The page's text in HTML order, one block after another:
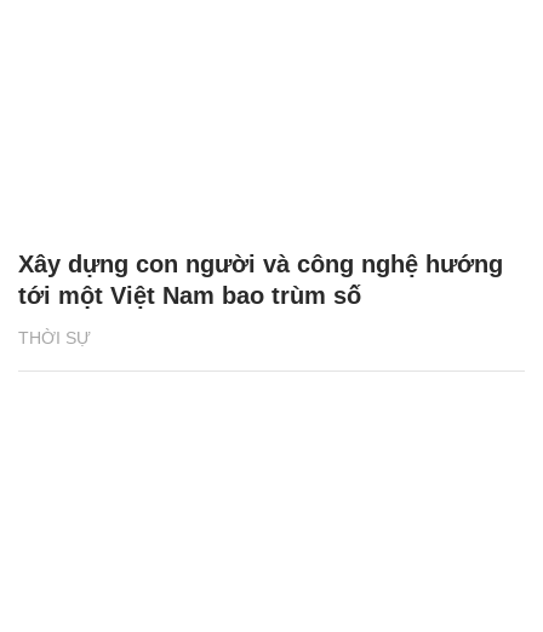
THỜI SỰ
Xây dựng con người và công nghệ hướng
tới một Việt Nam bao trùm số